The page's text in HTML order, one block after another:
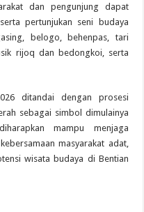
dan pengunjung dapat
pertunjukan seni budaya
belogo, behenpas, tari
rijoq dan bedongkoi, serta
ditandai dengan prosesi
sebagai simbol dimulainya
mampu menjaga
masyarakat adat,
wisata budaya di Bentian